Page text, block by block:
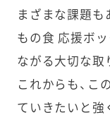
まざまな課題も
もの食 応援ボッ
ながる大切な取
これからも、こ
ていきたいと強